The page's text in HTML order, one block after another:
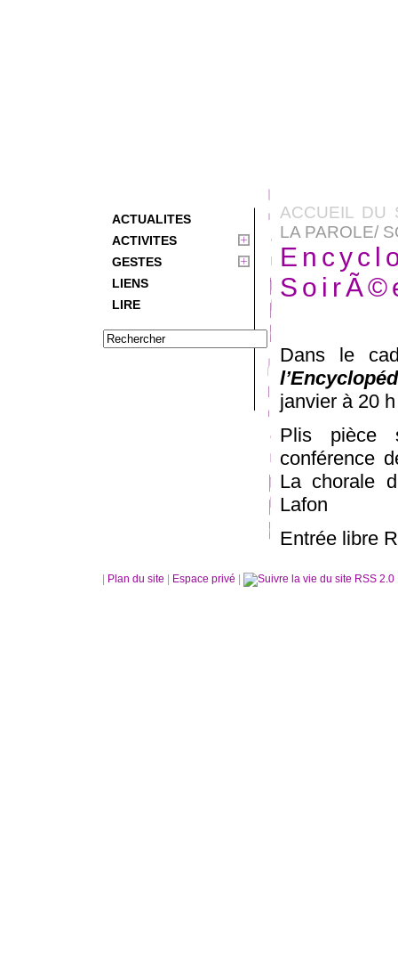
ACTUALITES
ACTIVITES
GESTES
LIENS
LIRE
ACCUEIL DU
LA PAROLE/
Dans le
janvier à 20
Plis pièce
conférence
La chorale
Lafon
Entrée libre
Plan du site Espace privé RSS 2.0